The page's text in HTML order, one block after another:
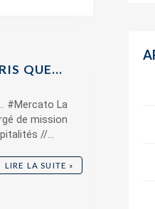
QUE…
#Mercato La
de mission
//...
LIRE LA SUITE »